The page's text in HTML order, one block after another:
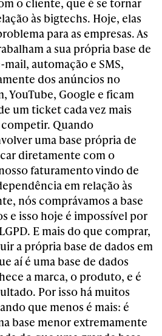
às bigtechs. Hoje, elas
para as empresas. As
a sua própria base de
automação e SMS,
dos anúncios no
YouTube, Google e ficam
um ticket cada vez mais
Quando
uma base própria de
diretamente com o
faturamento vindo de
em relação às
nós comprávamos a base
e isso hoje é impossível por
E mais do que comprar,
a própria base de dados em
aí é uma base de dados
a marca, o produto, e é
Por isso há muitos
que menos é mais: é
base menor extremamente